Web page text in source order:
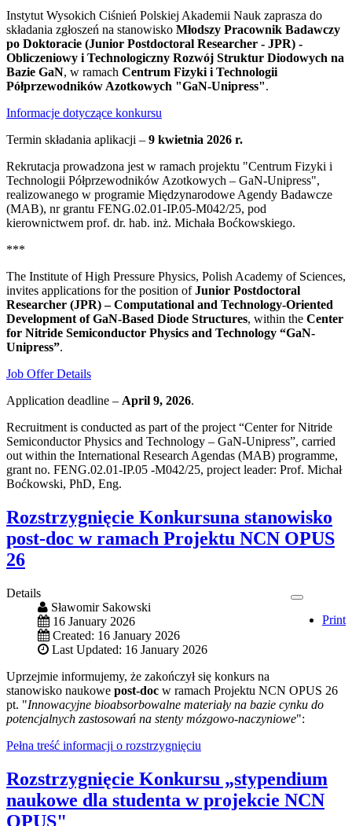
Instytut Wysokich Ciśnień Polskiej Akademii Nauk zaprasza do
składania zgłoszeń na stanowisko Młodszy Pracownik Badawczy
po Doktoracie (Junior Postdoctoral Researcher - JPR) -
Obliczeniowy i Technologiczny Rozwój Struktur Diodowych na
Bazie GaN, w ramach Centrum Fizyki i Technologii
Półprzewodników Azotkowych "GaN-Unipress".
Informacje dotyczące konkursu
Termin składania aplikacji – 9 kwietnia 2026 r.
Rekrutacja prowadzona jest w ramach projektu "Centrum Fizyki i
Technologii Półprzewodników Azotkowych – GaN-Unipress",
realizowanego w programie Międzynarodowe Agendy Badawcze
(MAB), nr grantu FENG.02.01-IP.05-M042/25, pod
kierownictwem prof. dr. hab. inż. Michała Boćkowskiego.
***
The Institute of High Pressure Physics, Polish Academy of Sciences,
invites applications for the position ofJunior Postdoctoral
Researcher (JPR) – Computational and Technology-Oriented
Development of GaN-Based Diode Structures, within the Center
for Nitride Semiconductor Physics and Technology “GaN-
Unipress”.
Job Offer Details
Application deadline – April 9, 2026.
Recruitment is conducted as part of the project “Center for Nitride
Semiconductor Physics and Technology – GaN-Unipress”, carried
out within the International Research Agendas (MAB) programme,
grant no. FENG.02.01-IP.05 -M042/25, project leader: Prof. Michał
Boćkowski, PhD, Eng.
Rozstrzygnięcie Konkursuna stanowisko
post-doc w ramach Projektu NCN OPUS
26
Print
Details
Sławomir Sakowski
16 January 2026
Created: 16 January 2026
Last Updated: 16 January 2026
Uprzejmie informujemy, że zakończył się konkurs na
stanowisko naukowe post-doc w ramach Projektu NCN OPUS 26
pt. "Innowacyjne bioabsorbowalne materiały na bazie cynku do
potencjalnych zastosowań na stenty mózgowo-naczyniowe":
Pełna treść informacji o rozstrzygnięciu
Rozstrzygnięcie Konkursu „stypendium
naukowe dla studenta w projekcie NCN
OPUS"